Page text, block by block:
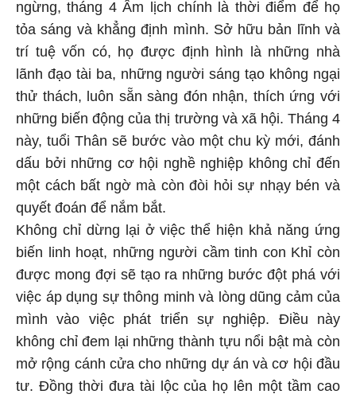
ngừng, tháng 4 Âm lịch chính là thời điểm để họ
tỏa sáng và khẳng định mình. Sở hữu bản lĩnh và
trí tuệ vốn có, họ được định hình là những nhà
lãnh đạo tài ba, những người sáng tạo không ngại
thử thách, luôn sẵn sàng đón nhận, thích ứng với
những biến động của thị trường và xã hội. Tháng 4
này, tuổi Thân sẽ bước vào một chu kỳ mới, đánh
dấu bởi những cơ hội nghề nghiệp không chỉ đến
một cách bất ngờ mà còn đòi hỏi sự nhạy bén và
quyết đoán để nắm bắt.
Không chỉ dừng lại ở việc thể hiện khả năng ứng
biến linh hoạt, những người cầm tinh con Khỉ còn
được mong đợi sẽ tạo ra những bước đột phá với
việc áp dụng sự thông minh và lòng dũng cảm của
mình vào việc phát triển sự nghiệp. Điều này
không chỉ đem lại những thành tựu nổi bật mà còn
mở rộng cánh cửa cho những dự án và cơ hội đầu
tư. Đồng thời đưa tài lộc của họ lên một tầm cao